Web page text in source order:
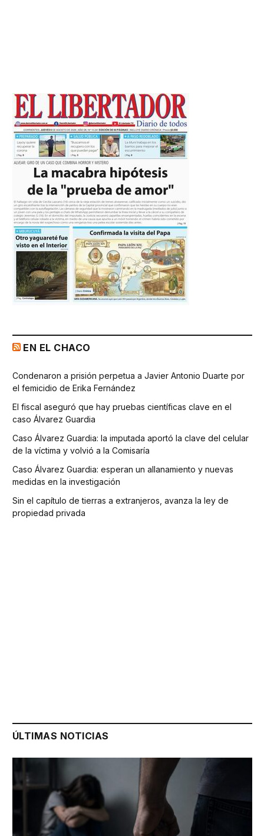
EN EL CHACO
Condenaron a prisión perpetua a Javier Antonio Duarte por
el femicidio de Erika Fernández
El fiscal aseguró que hay pruebas científicas clave en el
caso Álvarez Guardia
Caso Álvarez Guardia: la imputada aportó la clave del celular
de la víctima y volvió a la Comisaría
Caso Álvarez Guardia: esperan un allanamiento y nuevas
medidas en la investigación
Sin el capítulo de tierras a extranjeros, avanza la ley de
propiedad privada
ÚLTIMAS NOTICIAS